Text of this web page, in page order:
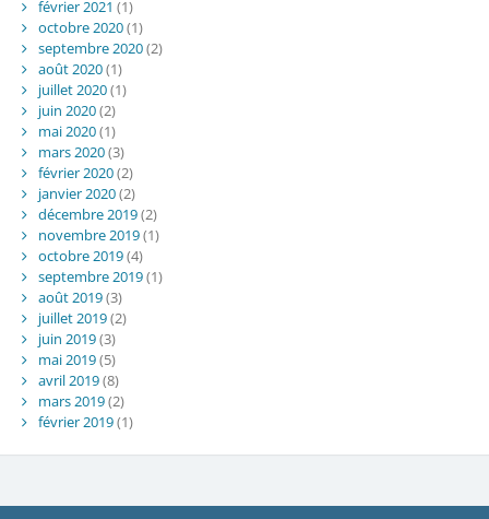
février 2021 (1)
octobre 2020(1)
septembre 2020(2)
août 2020(1)
juillet 2020(1)
juin 2020(2)
mai 2020(1)
mars 2020(3)
février 2020(2)
janvier 2020(2)
décembre 2019(2)
novembre 2019(1)
octobre 2019(4)
septembre 2019(1)
août 2019(3)
juillet 2019(2)
juin 2019(3)
mai 2019(5)
avril 2019(8)
mars 2019(2)
février 2019(1)